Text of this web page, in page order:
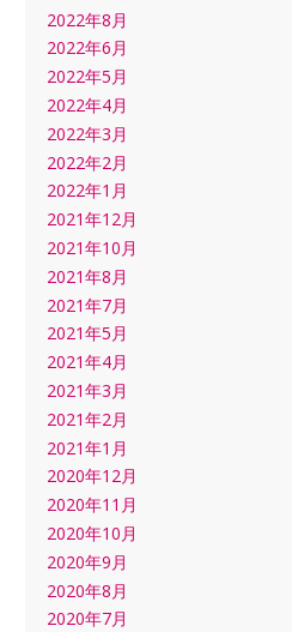
2022年8月
2022年6月
2022年5月
2022年4月
2022年3月
2022年2月
2022年1月
2021年12月
2021年10月
2021年8月
2021年7月
2021年5月
2021年4月
2021年3月
2021年2月
2021年1月
2020年12月
2020年11月
2020年10月
2020年9月
2020年8月
2020年7月